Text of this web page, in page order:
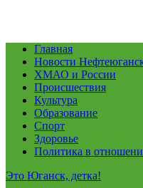
Главная
Новости
ХМАО и России
Происшествия
Культура
Образование
Спорт
Здоровье
Политика в
Это Юганск, детка!